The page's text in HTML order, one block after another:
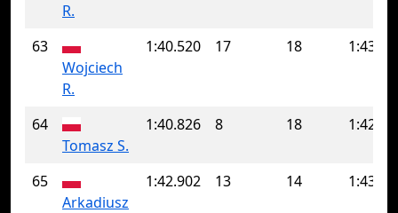
R.
63
Wojciech
R.
1:40.520 17 18
64
Tomasz S.
1:40.826 8 18
65
Arkadiusz
1:42.902 13 14